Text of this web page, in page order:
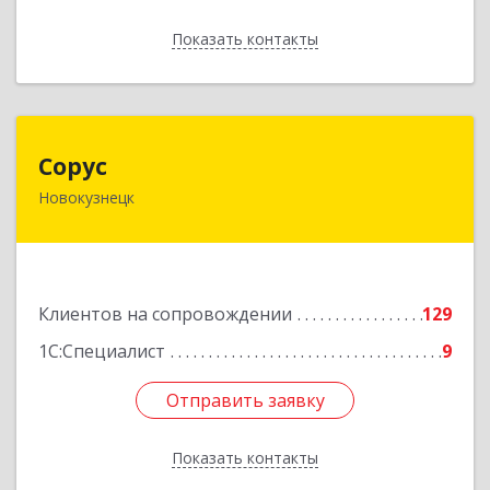
Показать контакты
Назад
Сорус
Новокузнецк
Клиентов на сопровождении
129
1С:Специалист
9
Отправить заявку
Показать контакты
654005, Кемеровская область - Кузбасс,
Подробнее
Отправить заявку
Назад